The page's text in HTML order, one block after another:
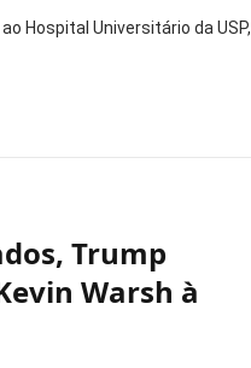
Hospital Universitário da USP,
Trump
Warsh à